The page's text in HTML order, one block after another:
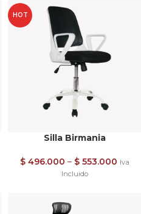
HOT
Silla Birmania
$496.000 – $553.000 Iva
Incluido